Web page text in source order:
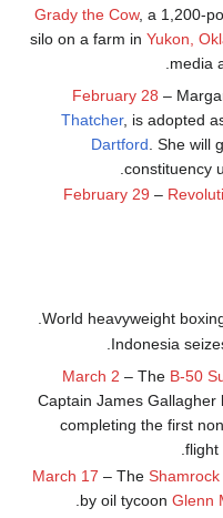
Grady the Cow, a 1,200-
silo on a farm inYukon,
media
February 28 –
Thatcher, is adopted
Dartford . She will
constituency
February 29 –
World heavyweight
Indonesia
March 2 – The B-50
Captain James Gallagher
completing the first
flight
March 17 – The Shamrock
by oil tycoon Glenn